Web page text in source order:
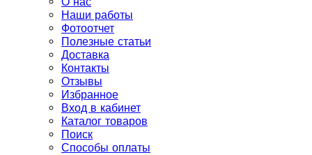
Наши работы
Фотоотчет
Полезные статьи
Доставка
Контакты
Отзывы
Избранное
Вход в кабинет
Каталог товаров
Поиск
Способы оплаты